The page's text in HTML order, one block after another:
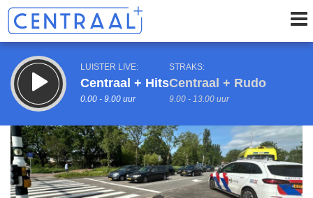
LUISTER LIVE:
Centraal + Hits
0.00 - 9.00 uur
STRAKS:
Centraal + Rudo
9.00 - 13.00 uur
Vorig uur uur 1 van 0 Volgend uur